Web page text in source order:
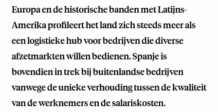
Europa en de historische banden met Latijns-
Amerika profileert het land zich steeds meer als
een logistieke hub voor bedrijven die diverse
afzetmarkten willen bedienen. Spanje is
bovendien in trek bij buitenlandse bedrijven
vanwege de unieke verhouding tussen de kwaliteit
van de werknemers en de salariskosten.